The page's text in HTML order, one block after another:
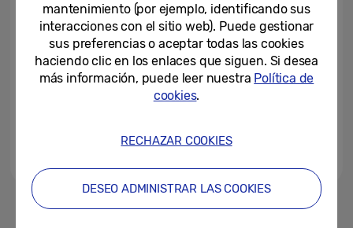
1
mantenimiento (por ejemplo, identificando sus
interacciones con el sitio web). Puede gestionar
sus preferencias o aceptar todas las cookies
haciendo clic en los enlaces que siguen. Si desea
más información, puede leer nuestra Política de
cookies.
RECHAZAR COOKIES
DESEO ADMINISTRAR LAS COOKIES